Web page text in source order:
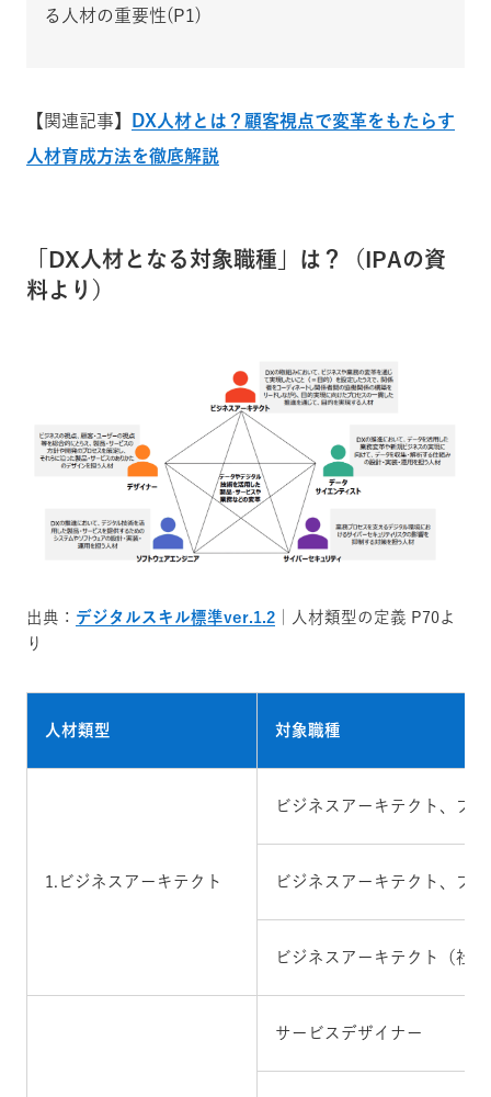
る人材の重要性(P1)
【関連記事】
DX人材とは？顧客視点で変革をもたらす
人材育成方法を徹底解説
「DX人材となる対象職種」は？（IPAの資
料より）
出典： デジタルスキル標準ver.1.2 ｜人材類型の定義 P70よ
り
人材類型 対象職種
1.ビジネスアーキテクト
ビジネスアーキテクト、プ
ビジネスアーキテクト、プ
ビジネスアーキテクト（社
サービスデザイナー